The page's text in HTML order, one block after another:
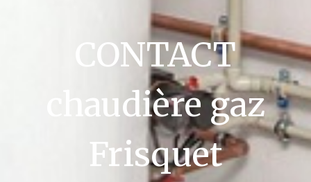
CONTACT
chaudière gaz
Frisquet